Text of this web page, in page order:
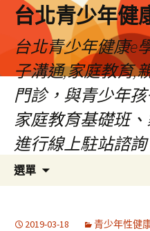
台北青少年健
台北青少年健康e
子溝通,家庭教育,
門診，與青少年
家庭教育基礎班
進行線上駐站諮詢
選單
2019-03-18 青少年性健